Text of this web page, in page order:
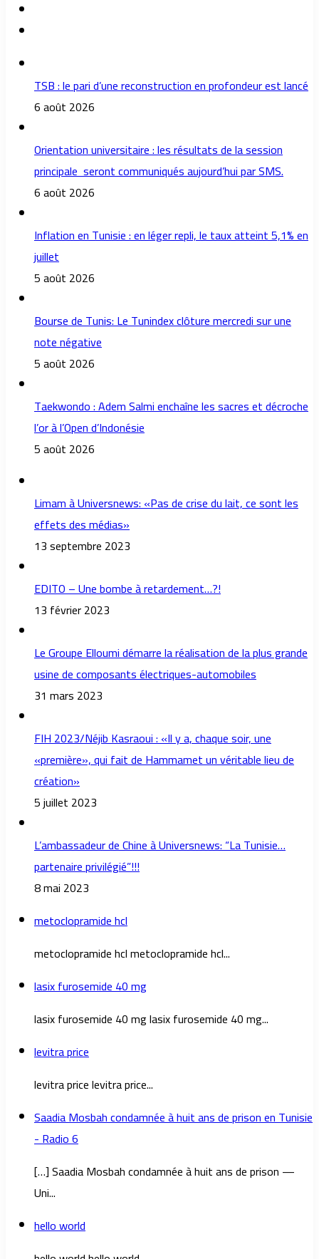
TSB : le pari d’une reconstruction en profondeur est lancé
6 août 2026
Orientation universitaire : les résultats de la session
principale seront communiqués aujourd’hui par SMS.
6 août 2026
Inflation en Tunisie : en léger repli, le taux atteint 5,1% en
juillet
5 août 2026
Bourse de Tunis: Le Tunindex clôture mercredi sur une
note négative
5 août 2026
Taekwondo : Adem Salmi enchaîne les sacres et décroche
l’or à l’Open d’Indonésie
5 août 2026
Limam à Universnews: «Pas de crise du lait, ce sont les
effets des médias»
13 septembre 2023
EDITO – Une bombe à retardement…?!
13 février 2023
Le Groupe Elloumi démarre la réalisation de la plus grande
usine de composants électriques-automobiles
31 mars 2023
FIH 2023/Néjib Kasraoui : «Il y a, chaque soir, une
«première», qui fait de Hammamet un véritable lieu de
création»
5 juillet 2023
L’ambassadeur de Chine à Universnews: “La Tunisie…
partenaire privilégié”!!!
8 mai 2023
metoclopramide hcl
metoclopramide hcl metoclopramide hcl...
lasix furosemide 40 mg
lasix furosemide 40 mg lasix furosemide 40 mg...
levitra price
levitra price levitra price...
Saadia Mosbah condamnée à huit ans de prison en Tunisie
- Radio 6
[…] Saadia Mosbah condamnée à huit ans de prison —
Uni...
hello world